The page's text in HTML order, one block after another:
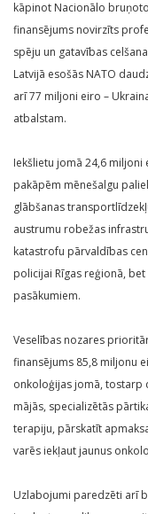
kāpinot Nacionālo
finansējums novirzīts
spēju un gatavības
Latvijā esošās NATO
arī 77 miljoni eiro –
atbalstam.
Iekšlietu jomā 24,6
pakāpēm mēnešalgu
glābšanas
austrumu robežas
katastrofu pārvaldības
policijai Rīgas reģionā,
pasākumiem.
Veselības nozares
finansējums 85,8 miljonu
onkoloģijas jomā, tostarp
mājās, specializētās
terapiju, pārskatīt
varēs iekļaut jaunus
Uzlabojumi paredzēti arī